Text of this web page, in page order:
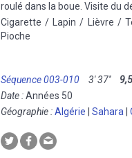
roulé dans la boue. Visite du
Cigarette / Lapin / Lièvre /
Pioche
Séquence 003-010 3' 37''
Date :Années 50
Géographie :Algérie Sahara